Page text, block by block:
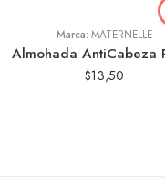
Marca: MATERNELLE
Almohada AntiCabeza
$13,50